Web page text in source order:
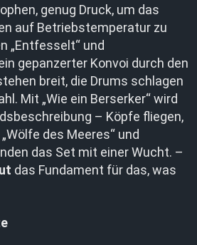
genug Druck, um das
auf Betriebstemperatur zu
„Entfesselt“ und
gepanzerter Konvoi durch den
breit, die Drums schlagen
Mit „Wie ein Berserker“ wird
– Köpfe fliegen,
des Meeres“ und
das Set mit einer Wucht. –
das Fundament für das, was